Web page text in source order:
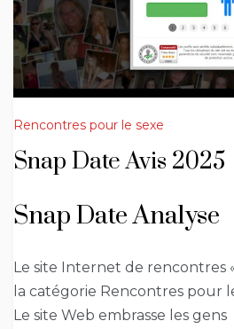
Rencontres pour le sexe
Snap Date Avis 2025
Snap Date Analyse
Le site Internet de rencontres
la catégorie Rencontres pour
Le site Web embrasse les gens